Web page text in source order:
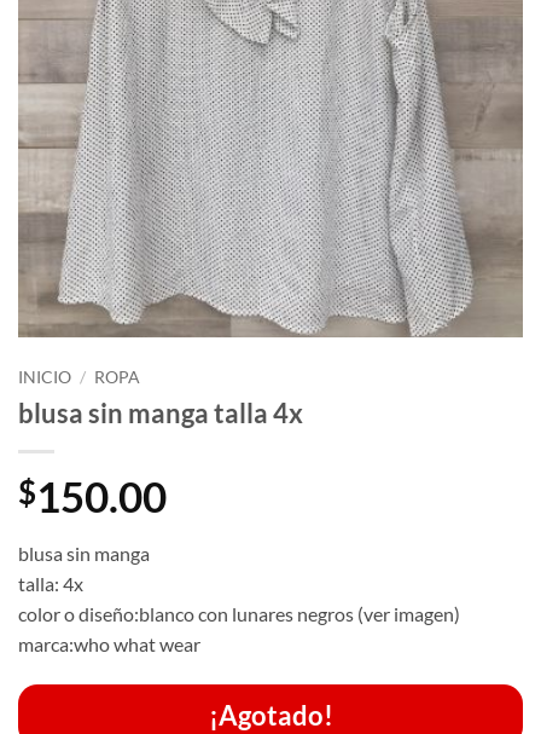
INICIO / ROPA
blusa sin manga talla 4x
$150.00
blusa sin manga
talla: 4x
color o diseño:blanco con lunares negros (ver imagen)
marca:who what wear
¡Agotado!